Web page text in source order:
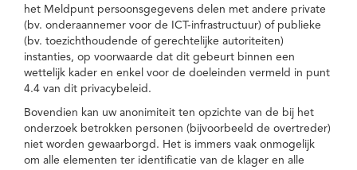
het Meldpunt persoonsgegevens delen met andere private
(bv. onderaannemer voor de ICT-infrastructuur) of publieke
(bv. toezichthoudende of gerechtelijke autoriteiten)
instanties, op voorwaarde dat dit gebeurt binnen een
wettelijk kader en enkel voor de doeleinden vermeld in punt
4.4 van dit privacybeleid.
Bovendien kan uw anonimiteit ten opzichte van de bij het
onderzoek betrokken personen (bijvoorbeeld de overtreder)
niet worden gewaarborgd. Het is immers vaak onmogelijk
om alle elementen ter identificatie van de klager en alle